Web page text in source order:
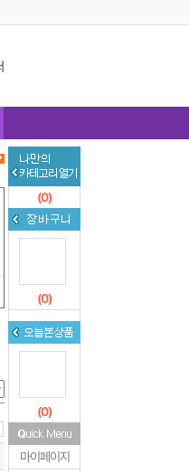
(0)
(0)
(0)
마이페이지